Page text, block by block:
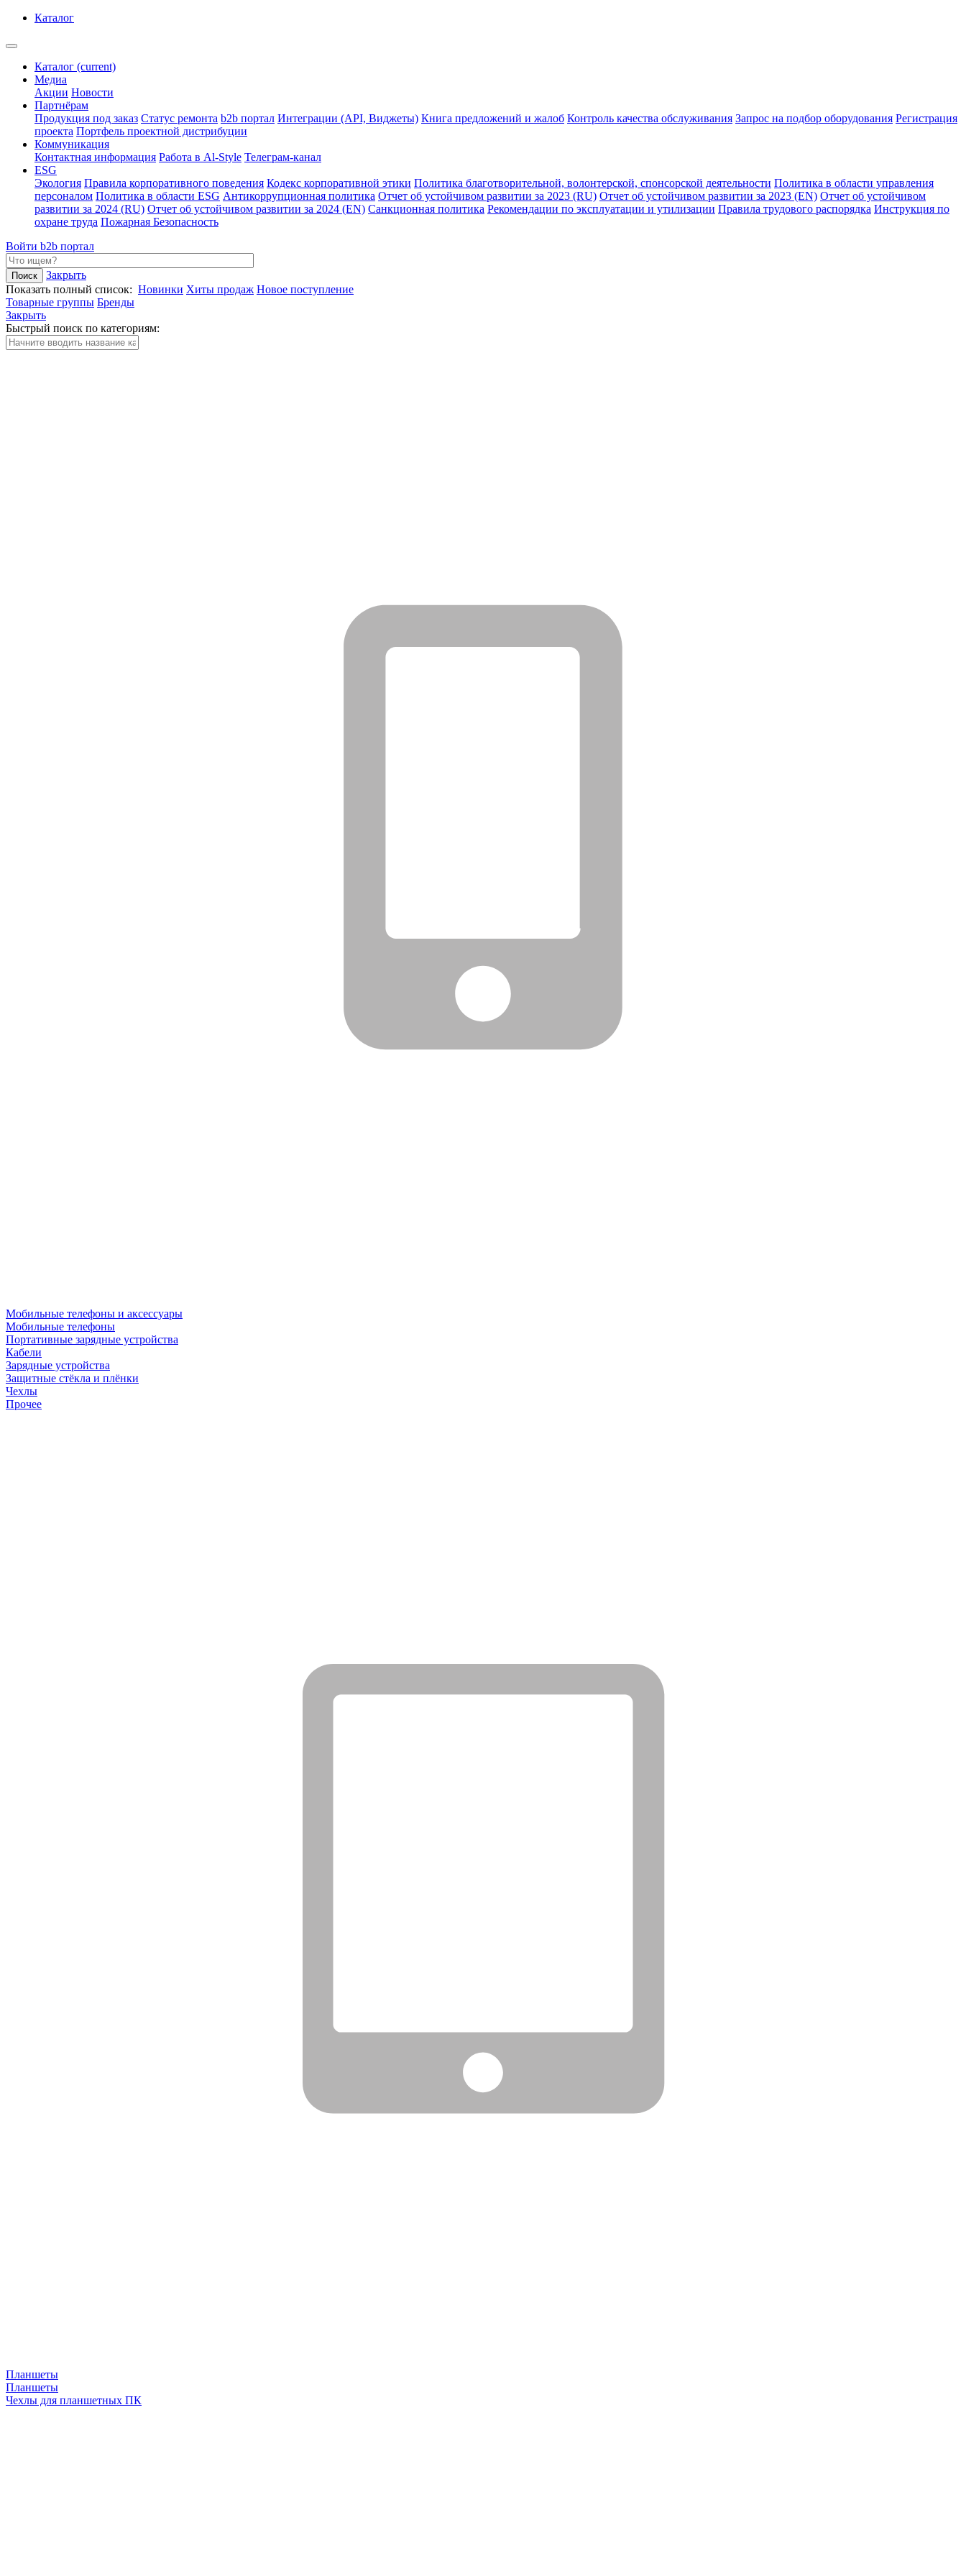
Каталог
Каталог (current)
Медиа
Акции Новости
Партнёрам
Продукция под заказ Статус ремонта b2b портал Интеграции (API, Виджеты) Книга предложений и жалоб Контроль качества обслуживания Запрос на подбор оборудования Регистрация
проекта Портфель проектной дистрибуции
Коммуникация
Контактная информация Работа в Al-Style Телеграм-канал
ESG
Экология Правила корпоративного поведения Кодекс корпоративной этики Политика благотворительной, волонтерской, спонсорской деятельности Политика в области управления
персоналом Политика в области ESG Антикоррупционная политика Отчет об устойчивом развитии за 2023 (RU) Отчет об устойчивом развитии за 2023 (EN) Отчет об устойчивом
развитии за 2024 (RU) Отчет об устойчивом развитии за 2024 (EN) Санкционная политика Рекомендации по эксплуатации и утилизации Правила трудового распорядка Инструкция по
охране труда Пожарная Безопасность
Войти b2b портал
Закрыть
Показать полный список: Новинки Хиты продаж Новое поступление
Товарные группы Бренды
Закрыть
Быстрый поиск по категориям:
Мобильные телефоны и аксессуары
Мобильные телефоны
Портативные зарядные устройства
Кабели
Зарядные устройства
Защитные стёкла и плёнки
Чехлы
Прочее
Планшеты
Планшеты
Чехлы для планшетных ПК